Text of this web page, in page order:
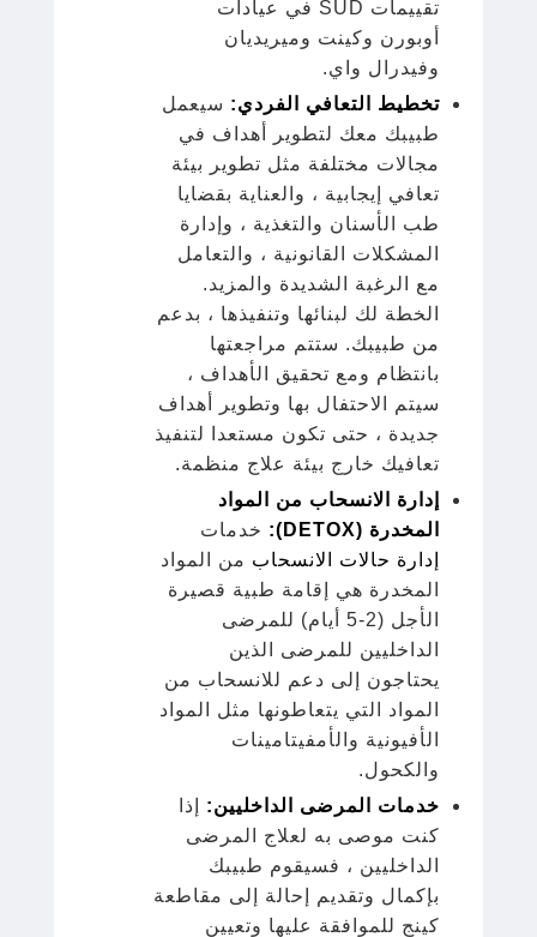
تقييمات SUD في عيادات
أوبورن وكينت وميريديان
وفيدرال واي.
تخطيط التعافي الفردي: سيعمل
طبيبك معك لتطوير أهداف في
مجالات مختلفة مثل تطوير بيئة
تعافي إيجابية ، والعناية بقضايا
طب الأسنان والتغذية ، وإدارة
المشكلات القانونية ، والتعامل
مع الرغبة الشديدة والمزيد.
الخطة لك لبنائها وتنفيذها ، بدعم
من طبيبك. ستتم مراجعتها
بانتظام ومع تحقيق الأهداف ،
سيتم الاحتفال بها وتطوير أهداف
جديدة ، حتى تكون مستعدا لتنفيذ
تعافيك خارج بيئة علاج منظمة.
إدارة الانسحاب من المواد
المخدرة (DETOX):
خدمات
إدارة حالات الانسحاب من المواد
المخدرة هي إقامة طبية قصيرة
الأجل (2-5 أيام) للمرضى
الداخليين للمرضى الذين
يحتاجون إلى دعم للانسحاب من
المواد التي يتعاطونها مثل المواد
الأفيونية والأمفيتامينات
والكحول.
خدمات المرضى الداخليين:
إذا
كنت موصى به لعلاج المرضى
الداخليين ، فسيقوم طبيبك
بإكمال وتقديم إحالة إلى مقاطعة
كينج للموافقة عليها وتعيين